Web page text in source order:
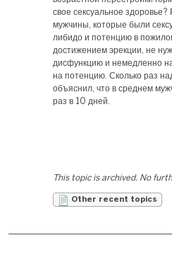
свое сексуальное
мужчины, которые были
либидо и потенцию в
достижением эрекции, не
дисфункцию и немедленно
на потенцию. Сколько раз
объяснил, что в среднем
раз в 10 дней.
This topic is archived. No
Other recent topics